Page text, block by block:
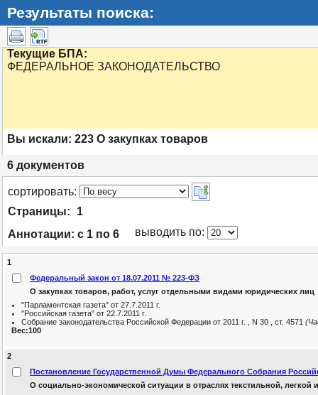
Результаты поиска:
Текущие БПА:
ФЕДЕРАЛЬНОЕ ЗАКОНОДАТЕЛЬСТВО
Вы искали: 223 О закупках товаров
6 документов
cортировать:
Страницы:
1
Аннотации: с 1 по 6 выводить по: